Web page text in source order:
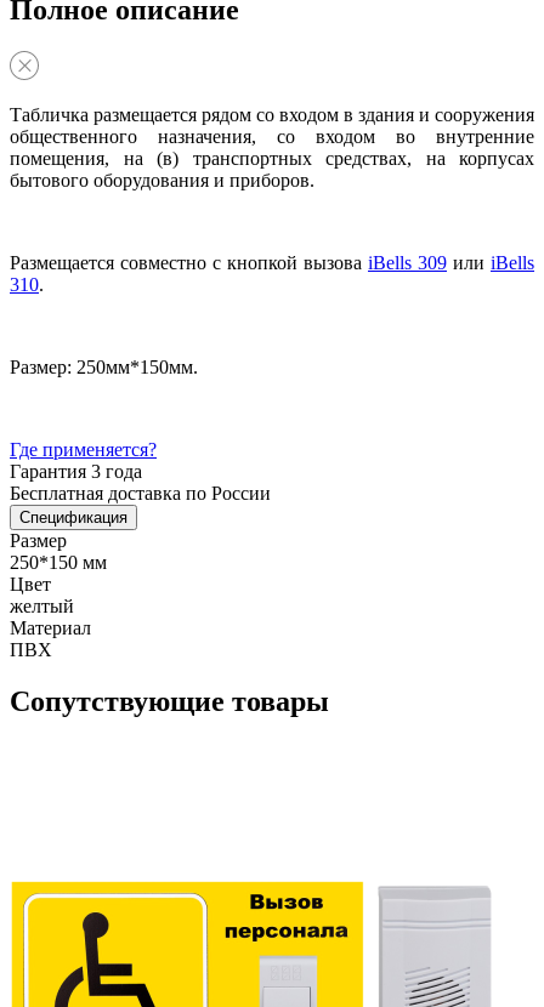
Полное описание
Табличка размещается рядом со входом в здания и сооружения
общественного назначения, со входом во внутренние
помещения, на (в) транспортных средствах, на корпусах
бытового оборудования и приборов.
Размещается совместно с кнопкой вызова iBells 309 или iBells
310.
Размер: 250мм*150мм.
Где применяется?
Гарантия 3 года
Бесплатная доставка по России
Спецификация
Размер
250*150 мм
Цвет
желтый
Материал
ПВХ
Сопутствующие товары